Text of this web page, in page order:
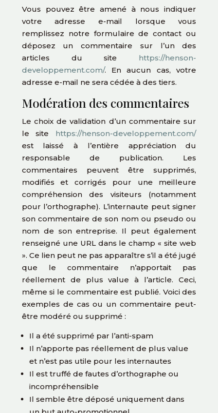
Vous pouvez être amené à nous indiquer
votre adresse e-mail lorsque vous
remplissez notre formulaire de contact ou
déposez un commentaire sur l’un des
articles du site https://henson-
developpement.com/. En aucun cas, votre
adresse e-mail ne sera cédée à des tiers.
Modération des commentaires
Le choix de validation d’un commentaire sur
le site https://henson-developpement.com/
est laissé à l’entière appréciation du
responsable de publication. Les
commentaires peuvent être supprimés,
modifiés et corrigés pour une meilleure
compréhension des visiteurs (notamment
pour l’orthographe). L’internaute peut signer
son commentaire de son nom ou pseudo ou
nom de son entreprise. Il peut également
renseigné une URL dans le champ « site web
». Ce lien peut ne pas apparaître s’il a été jugé
que le commentaire n’apportait pas
réellement de plus value à l’article. Ceci,
même si le commentaire est publié. Voici des
exemples de cas ou un commentaire peut-
être modéré ou supprimé :
Il a été supprimé par l’anti-spam
Il n’apporte pas réellement de plus value
et n’est pas utile pour les internautes
Il est truffé de fautes d’orthographe ou
incompréhensible
Il semble être déposé uniquement dans